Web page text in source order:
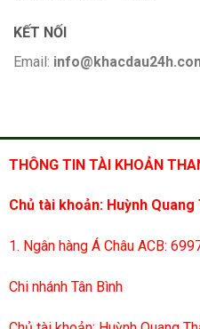
KẾT NỐI
Email:
THÔNG TIN TÀI KHOẢN
Chủ tài khoản: Huỳnh Quang
1. Ngân hàng Á Châu ACB:
Chi nhánh Tân Bình